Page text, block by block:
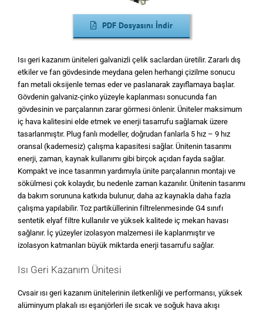
PDF Dosyasını İndir
Isı geri kazanım üniteleri galvanizli çelik saclardan üretilir. Zararlı dış
etkiler ve fan gövdesinde meydana gelen herhangi çizilme sonucu
fan metali oksijenle temas eder ve paslanarak zayıflamaya başlar.
Gövdenin galvaniz-çinko yüzeyle kaplanması sonucunda fan
gövdesinin ve parçalarının zarar görmesi önlenir. Üniteler maksimum
iç hava kalitesini elde etmek ve enerji tasarrufu sağlamak üzere
tasarlanmıştır. Plug fanlı modeller, doğrudan fanlarla 5 hız – 9 hız
oransal (kademesiz) çalışma kapasitesi sağlar. Ünitenin tasarımı
enerji, zaman, kaynak kullanımı gibi birçok açıdan fayda sağlar.
Kompakt ve ince tasarımın yardımıyla ünite parçalarının montajı ve
sökülmesi çok kolaydır, bu nedenle zaman kazanılır. Ünitenin tasarımı
da bakım sorununa katkıda bulunur, daha az kaynakla daha fazla
çalışma yapılabilir. Toz partiküllerinin filtrelenmesinde G4 sınıfı
sentetik elyaf filtre kullanılır ve yüksek kalitede iç mekan havası
sağlanır. İç yüzeyler izolasyon malzemesi ile kaplanmıştır ve
izolasyon katmanları büyük miktarda enerji tasarrufu sağlar.
Isı Geri Kazanım Ünitesi
Cvsair ısı geri kazanım ünitelerinin iletkenliği ve performansı, yüksek
alüminyum plakalı ısı eşanjörleri ile sıcak ve soğuk hava akışı